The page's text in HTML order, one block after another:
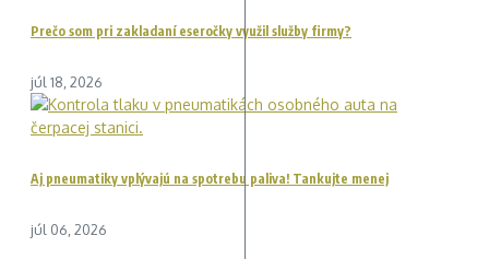
Prečo som pri zakladaní eseročky využil služby firmy?
júl 18, 2026
Aj pneumatiky vplývajú na spotrebu paliva! Tankujte menej
júl 06, 2026